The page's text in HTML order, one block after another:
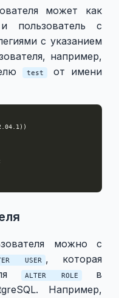
может как
пользователь с
с указанием
например,
test от имени
можно с
USER , которая
ALTER ROLE
в
Например,